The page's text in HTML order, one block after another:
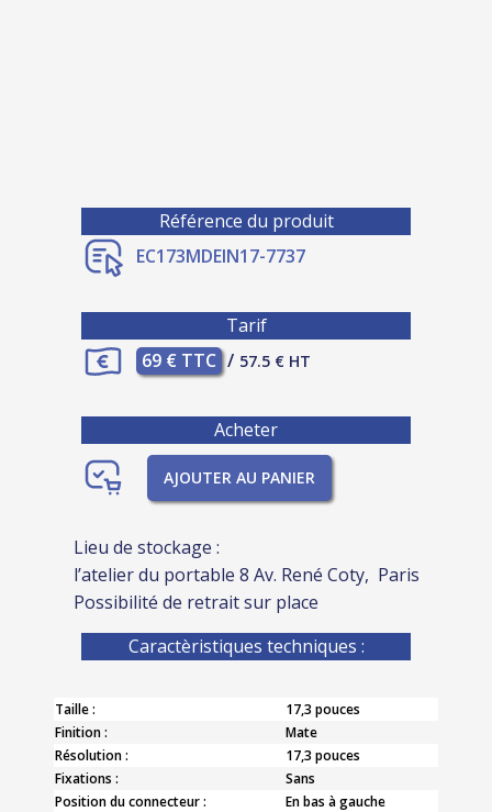
Référence du produit
EC173MDEIN17-7737
Tarif
69 € TTC / 57.5 € HT
Acheter
AJOUTER AU PANIER
Lieu de stockage :
l’atelier du portable 8 Av. René Coty, Paris
Possibilité de retrait sur place
Caractèristiques techniques :
Taille :
17,3 pouces
Finition :
Mate
Résolution :
17,3 pouces
Fixations :
Sans
Position du connecteur :
En bas à gauche